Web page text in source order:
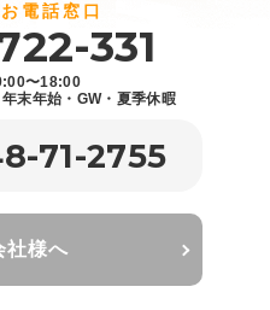
電話窓口
331
〜18:00
末年始・GW・夏季休暇
71-2755
社様へ